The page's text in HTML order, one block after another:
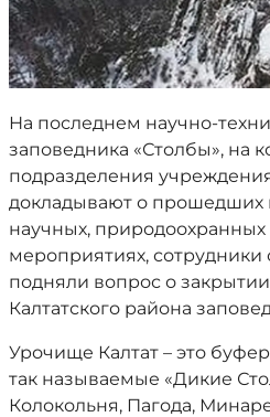
На последнем научно-
заповедника «Столбы», на
подразделения
докладывают о прошедших
научных, природоохранных
мероприятиях, сотрудники
подняли вопрос о
Калтатского района
Урочище Калтат – это
так называемые «Дикие
Колокольня, Пагода,